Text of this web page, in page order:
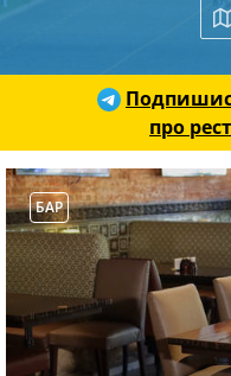
про
БАР